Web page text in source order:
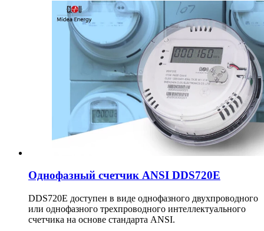
Однофазный счетчик ANSI DDS720E
DDS720E доступен в виде однофазного двухпроводного
или однофазного трехпроводного интеллектуального
счетчика на основе стандарта ANSI.